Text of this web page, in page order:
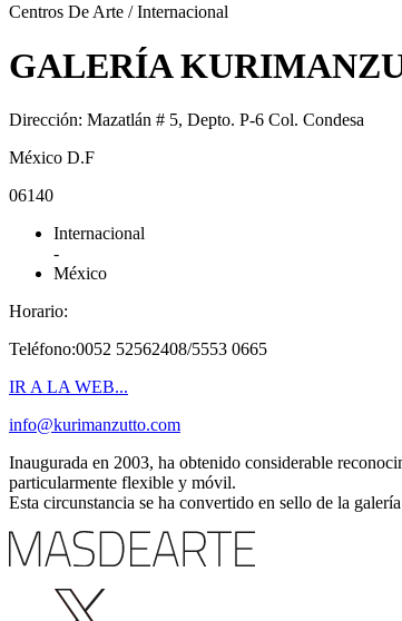
Centros De Arte / Internacional
GALERÍA
Dirección: Mazatlán # 5, Depto. P-6 Col. Condesa
México D.F
06140
Internacional
-
México
Horario:
Teléfono:0052 52562408/5553 0665
IR A LA WEB...
info@kurimanzutto.com
Inaugurada en 2003, ha obtenido considerable
particularmente flexible y móvil.
Esta circunstancia se ha convertido en sello de la